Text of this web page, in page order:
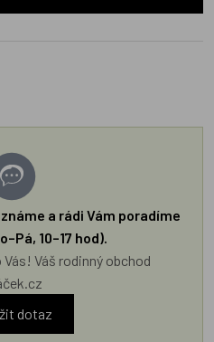
a rádi Vám poradíme
10–17 hod).
Váš rodinný obchod
dotaz